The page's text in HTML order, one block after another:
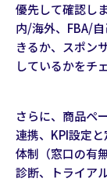
優先して確認し
内/海外、FBA/
きるか、スポン
しているかをチ
さらに、商品ペ
連携、KPI設定
体制（窓口の有
診断、トライア